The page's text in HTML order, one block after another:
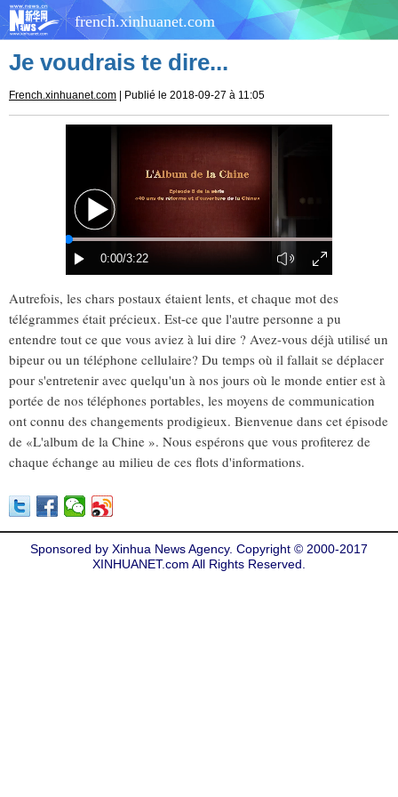
french.xinhuanet.com
Je voudrais te dire...
French.xinhuanet.com | Publié le 2018-09-27 à 11:05
Autrefois, les chars postaux étaient lents, et chaque mot des
télégrammes était précieux. Est-ce que l'autre personne a pu
entendre tout ce que vous aviez à lui dire ? Avez-vous déjà utilisé un
bipeur ou un téléphone cellulaire? Du temps où il fallait se déplacer
pour s'entretenir avec quelqu'un à nos jours où le monde entier est à
portée de nos téléphones portables, les moyens de communication
ont connu des changements prodigieux. Bienvenue dans cet épisode
de «L'album de la Chine ». Nous espérons que vous profiterez de
chaque échange au milieu de ces flots d'informations.
Sponsored by Xinhua News Agency. Copyright © 2000-2017
XINHUANET.com All Rights Reserved.